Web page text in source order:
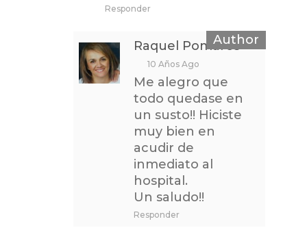
Responder
Raquel Pomares
10 Años Ago
Me alegro que
todo quedase en
un susto!! Hiciste
muy bien en
acudir de
inmediato al
hospital.
Un saludo!!
Responder